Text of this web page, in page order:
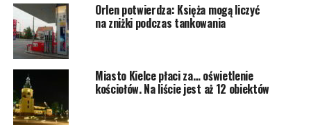
Orlen potwierdza: Księża mogą liczyć
na zniżki podczas tankowania
Miasto Kielce płaci za… oświetlenie
kościołów. Na liście jest aż 12 obiektów